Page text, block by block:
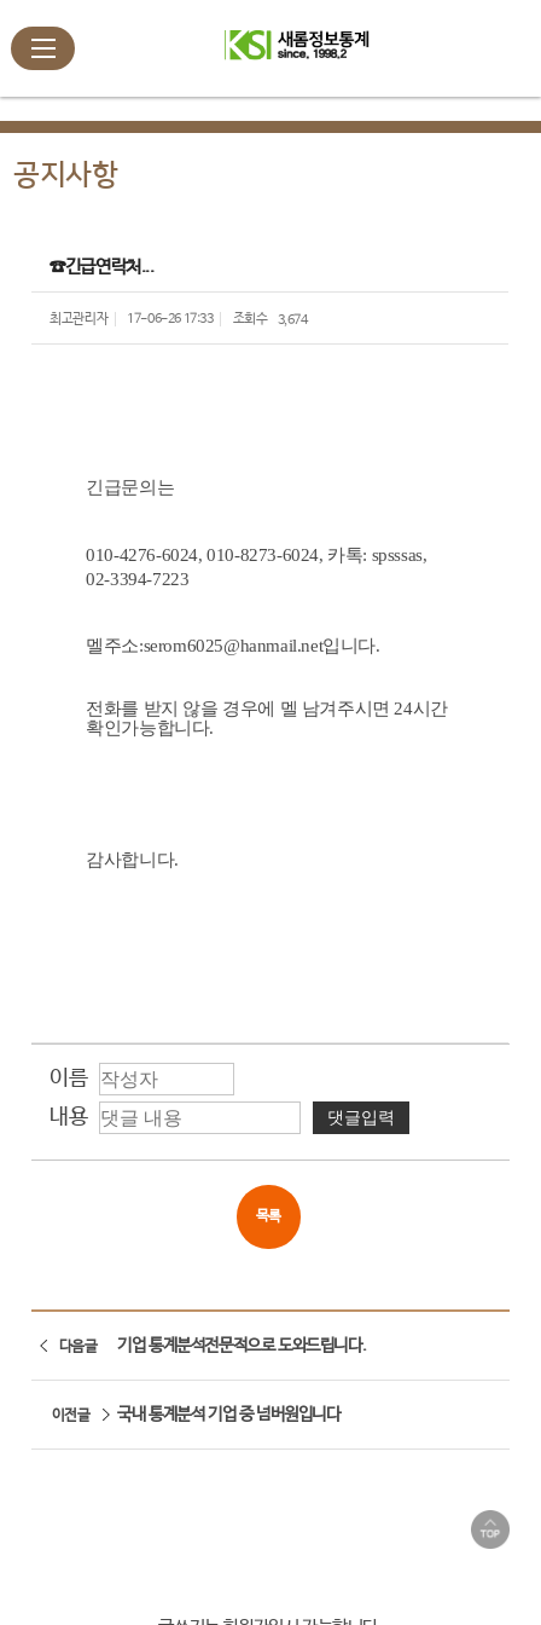
공지사항
☎긴급연락처...
최고관리자 17-06-26 17:33 조회수 3,674
긴급문의는
010-4276-6024, 010-8273-6024, 카톡: spsssas,
02-3394-7223
멜주소:serom6025@hanmail.net입니다.
전화를 받지 않을 경우에 멜 남겨주시면 24시간
확인가능합니다.
감사합니다.
이름
내용
목록
다음글 기업 통계분석전문적으로 도와드립니다.
이전글 국내 통계분석 기업 중 넘버원입니다